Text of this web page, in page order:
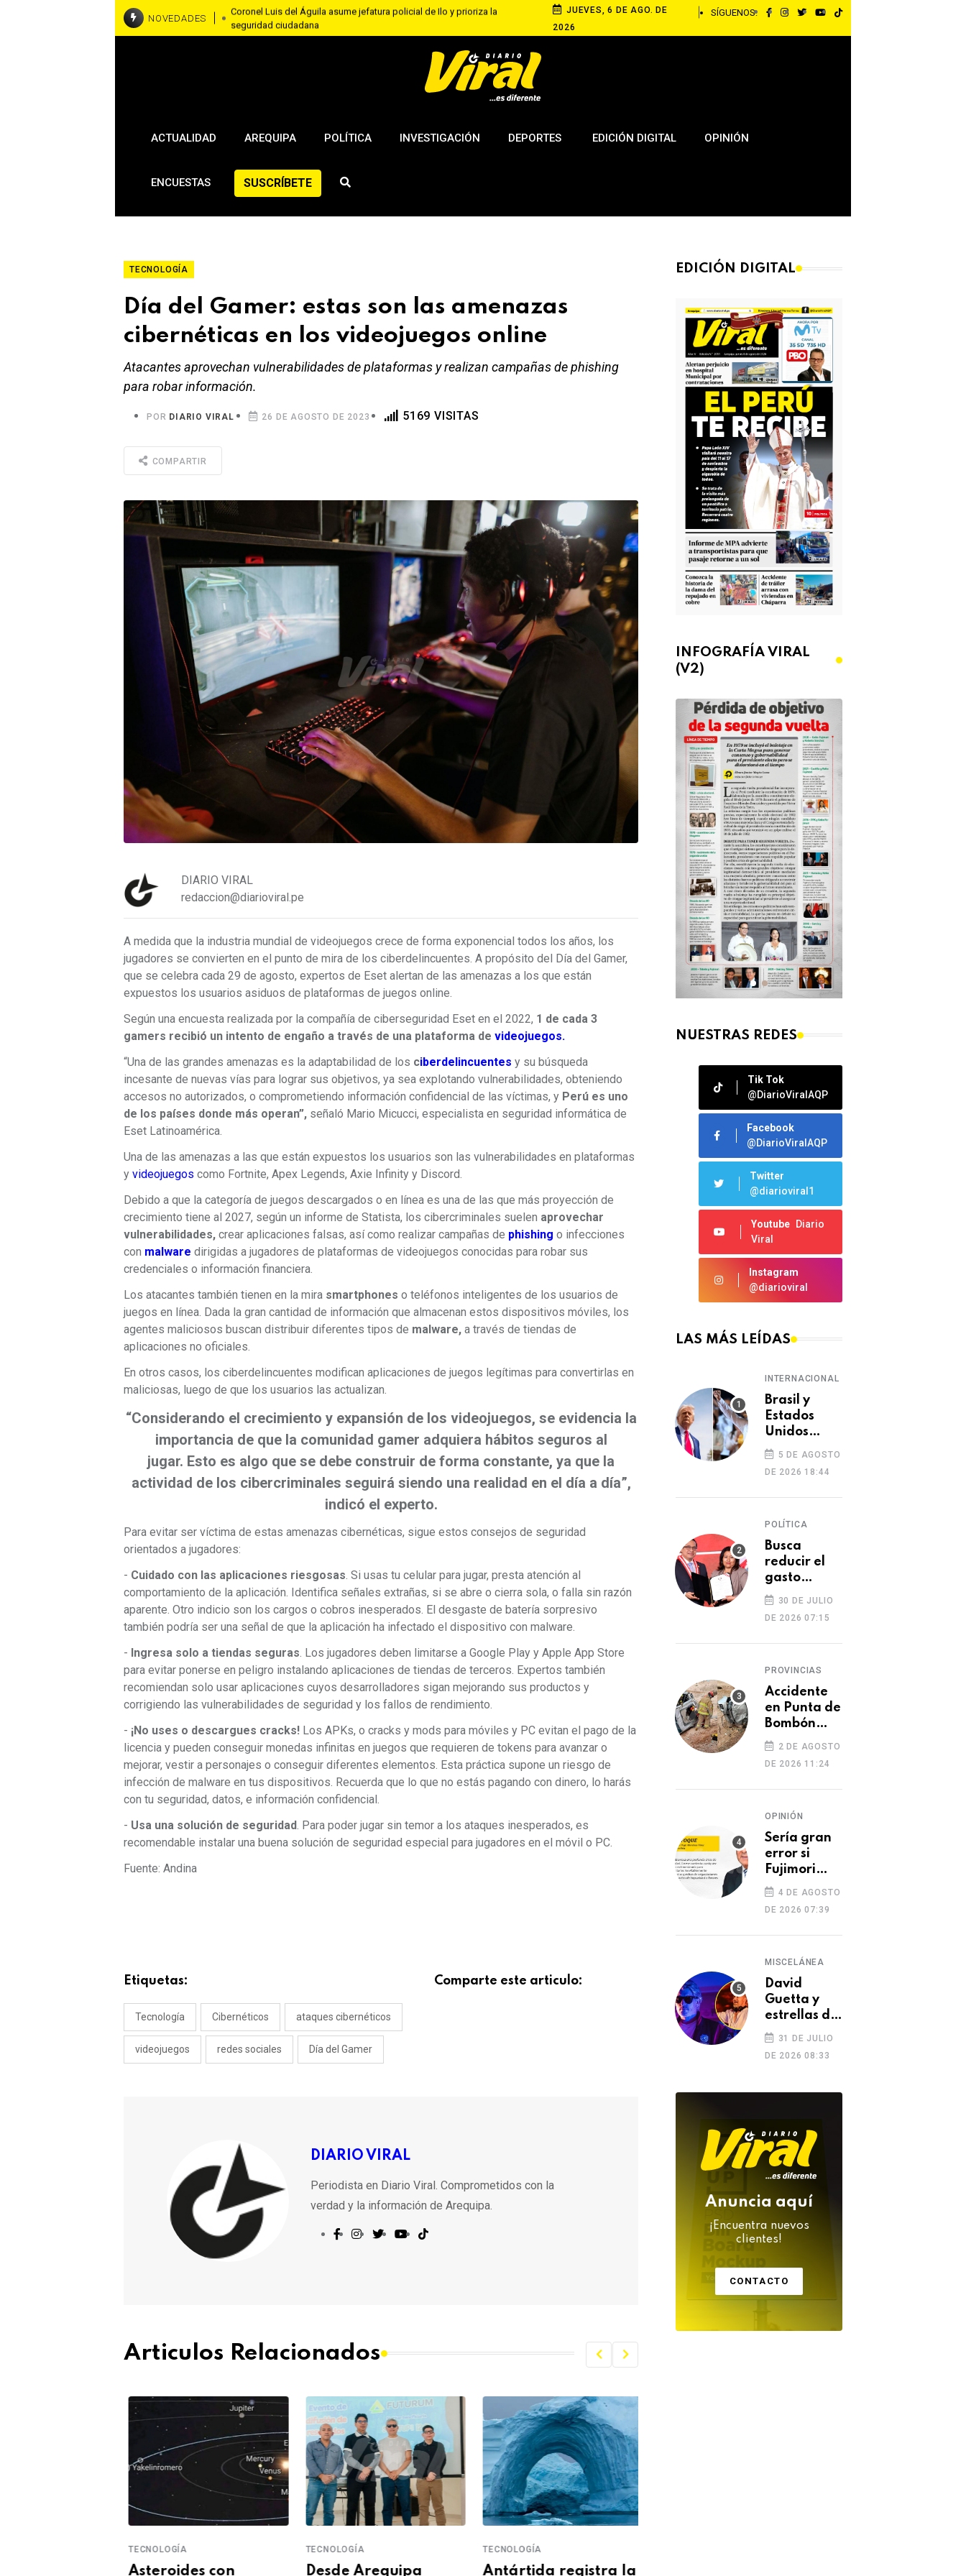
NOVEDADES
Coronel Luis del Águila asume jefatura policial de Ilo y prioriza la
seguridad ciudadana
Brasil y Estados Unidos elevan tensión diplomática tras retiro de visa a
JUEVES, 6 DE AGO. DE
2026
SÍGUENOS:
ACTUALIDAD AREQUIPA POLÍTICA INVESTIGACIÓN DEPORTES EDICIÓN DIGITAL OPINIÓN
ENCUESTAS SUSCRÍBETE
TECNOLOGÍA
Día del Gamer: estas son las amenazas
cibernéticas en los videojuegos online
Atacantes aprovechan vulnerabilidades de plataformas y realizan campañas de phishing
para robar información.
POR DIARIO VIRAL 26 DE AGOSTO DE 2023 5169 VISITAS
COMPARTIR
DIARIO VIRAL
redaccion@diarioviral.pe
A medida que la industria mundial de videojuegos crece de forma exponencial todos los años, los
jugadores se convierten en el punto de mira de los ciberdelincuentes. A propósito del Día del Gamer,
que se celebra cada 29 de agosto, expertos de Eset alertan de las amenazas a los que están
expuestos los usuarios asiduos de plataformas de juegos online.
Según una encuesta realizada por la compañía de ciberseguridad Eset en el 2022, 1 de cada 3
gamers recibió un intento de engaño a través de una plataforma de videojuegos.
“Una de las grandes amenazas es la adaptabilidad de los ciberdelincuentes y su búsqueda
incesante de nuevas vías para lograr sus objetivos, ya sea explotando vulnerabilidades, obteniendo
accesos no autorizados, o comprometiendo información confidencial de las víctimas, y Perú es uno
de los países donde más operan”, señaló Mario Micucci, especialista en seguridad informática de
Eset Latinoamérica.
Una de las amenazas a las que están expuestos los usuarios son las vulnerabilidades en plataformas
y videojuegos como Fortnite, Apex Legends, Axie Infinity y Discord.
Debido a que la categoría de juegos descargados o en línea es una de las que más proyección de
crecimiento tiene al 2027, según un informe de Statista, los cibercriminales suelen aprovechar
vulnerabilidades, crear aplicaciones falsas, así como realizar campañas de phishing o infecciones
con malware dirigidas a jugadores de plataformas de videojuegos conocidas para robar sus
credenciales o información financiera.
Los atacantes también tienen en la mira smartphones o teléfonos inteligentes de los usuarios de
juegos en línea. Dada la gran cantidad de información que almacenan estos dispositivos móviles, los
agentes maliciosos buscan distribuir diferentes tipos de malware, a través de tiendas de
aplicaciones no oficiales.
En otros casos, los ciberdelincuentes modifican aplicaciones de juegos legítimas para convertirlas en
maliciosas, luego de que los usuarios las actualizan.
“Considerando el crecimiento y expansión de los videojuegos, se evidencia la
importancia de que la comunidad gamer adquiera hábitos seguros al
jugar. Esto es algo que se debe construir de forma constante, ya que la
actividad de los cibercriminales seguirá siendo una realidad en el día a día”,
indicó el experto.
Para evitar ser víctima de estas amenazas cibernéticas, sigue estos consejos de seguridad
orientados a jugadores:
- Cuidado con las aplicaciones riesgosas. Si usas tu celular para jugar, presta atención al
comportamiento de la aplicación. Identifica señales extrañas, si se abre o cierra sola, o falla sin razón
aparente. Otro indicio son los cargos o cobros inesperados. El desgaste de batería sorpresivo
también podría ser una señal de que la aplicación ha infectado el dispositivo con malware.
- Ingresa solo a tiendas seguras. Los jugadores deben limitarse a Google Play y Apple App Store
para evitar ponerse en peligro instalando aplicaciones de tiendas de terceros. Expertos también
recomiendan solo usar aplicaciones cuyos desarrolladores sigan mejorando sus productos y
corrigiendo las vulnerabilidades de seguridad y los fallos de rendimiento.
- ¡No uses o descargues cracks! Los APKs, o cracks y mods para móviles y PC evitan el pago de la
licencia y pueden conseguir monedas infinitas en juegos que requieren de tokens para avanzar o
mejorar, vestir a personajes o conseguir diferentes elementos. Esta práctica supone un riesgo de
infección de malware en tus dispositivos. Recuerda que lo que no estás pagando con dinero, lo harás
con tu seguridad, datos, e información confidencial.
- Usa una solución de seguridad. Para poder jugar sin temor a los ataques inesperados, es
recomendable instalar una buena solución de seguridad especial para jugadores en el móvil o PC.
Fuente: Andina
Etiquetas:
Tecnología Cibernéticos ataques cibernéticos
videojuegos redes sociales Día del Gamer
Comparte este articulo:
DIARIO VIRAL
Periodista en Diario Viral. Comprometidos con la
verdad y la información de Arequipa.
Articulos Relacionados
TECNOLOGÍA
Asteroides con
TECNOLOGÍA
Desde Arequipa
TECNOLOGÍA
Antártida registra la
EDICIÓN DIGITAL
INFOGRAFÍA VIRAL
(V2)
NUESTRAS REDES
Tik Tok
@DiarioViralAQP
Facebook
@DiarioViralAQP
Twitter
@diarioviral1
Youtube
Diario
Viral
Instagram
@diarioviral
LAS MÁS LEÍDAS
INTERNACIONAL
Brasil y
Estados
Unidos
elevan
tensión
diplomática
tras retiro
embajadora
en
Washington
5 DE AGOSTO
DE 2026 18:44
POLÍTICA
Busca
reducir el
gasto
excesivo del
Congreso
30 DE JULIO
DE 2026 07:15
PROVINCIAS
Accidente
en Punta de
Bombón
deja un
muerto y
dos heridos
2 DE AGOSTO
DE 2026 11:24
OPINIÓN
Sería gran
error si
Fujimori
indulta a
Castillo o
Toledo
4 DE AGOSTO
DE 2026 07:39
MISCELÁNEA
David
Guetta y
estrellas de
la música
despiden a
DJ Kavinsky
inesperada
31 DE JULIO
DE 2026 08:33
Anuncia aquí
¡Encuentra nuevos
clientes!
CONTACTO